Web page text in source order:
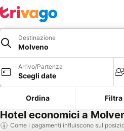
Destinazione
Molveno
Arrivo/Partenza
Scegli date
Ordina Filtra
Hotel economici a
Come i pagamenti influiscono sul